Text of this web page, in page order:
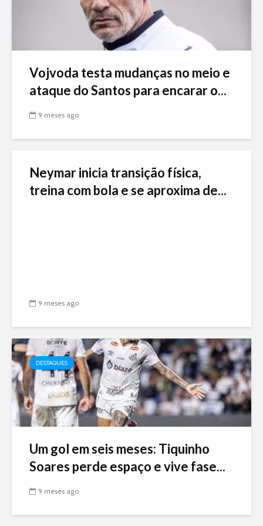
Vojvoda testa mudanças no meio e
ataque do Santos para encarar o...
9 meses ago
Neymar inicia transição física,
treina com bola e se aproxima de...
9 meses ago
DESTAQUES
Um gol em seis meses: Tiquinho
Soares perde espaço e vive fase...
9 meses ago